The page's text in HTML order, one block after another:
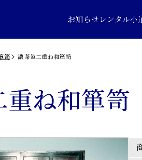
お知らせレンタル小
笥 濃茶色二重ね和箪笥
ね和箪笥